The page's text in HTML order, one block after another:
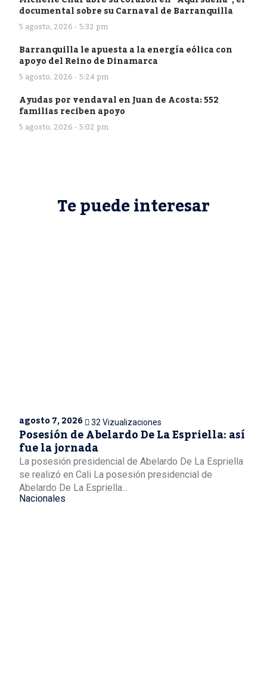
documental sobre su Carnaval de Barranquilla
5 agosto, 2026 - 5:32 pm
Barranquilla le apuesta a la energía eólica con
apoyo del Reino de Dinamarca
5 agosto, 2026 - 5:24 pm
Ayudas por vendaval en Juan de Acosta: 552
familias reciben apoyo
5 agosto, 2026 - 5:02 pm
Te puede interesar
agosto 7, 2026 32 Vizualizaciones
Posesión de Abelardo De La Espriella: así
fue la jornada
La posesión presidencial de Abelardo De La Espriella
se realizó en Cali La posesión presidencial de
Abelardo De La Espriella...
Nacionales